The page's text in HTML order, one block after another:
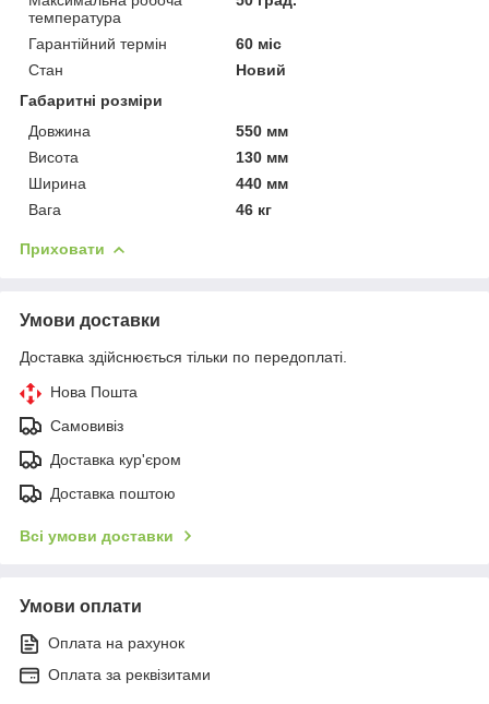
температура
Гарантійний термін
60 міс
Стан
Новий
Габаритні розміри
Довжина
550 мм
Висота
130 мм
Ширина
440 мм
Вага
46 кг
Приховати
Умови доставки
Доставка здійснюється тільки по передоплаті.
Нова Пошта
Самовивіз
Доставка кур'єром
Доставка поштою
Всі умови доставки
Умови оплати
Оплата на рахунок
Оплата за реквізитами